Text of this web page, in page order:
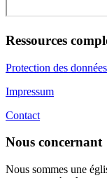
Ressources
Protection des données
Impressum
Contact
Nous concernant
Nous sommes une